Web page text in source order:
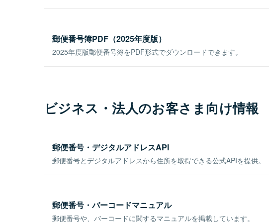
郵便番号簿PDF（2025年度版）
2025年度版郵便番号簿をPDF形式でダウンロードできます。
ビジネス・法人のお客さま向け情報
郵便番号・デジタルアドレスAPI
郵便番号とデジタルアドレスから住所を取得できる公式APIを提供。
郵便番号・バーコードマニュアル
郵便番号や、バーコードに関するマニュアルを掲載しています。